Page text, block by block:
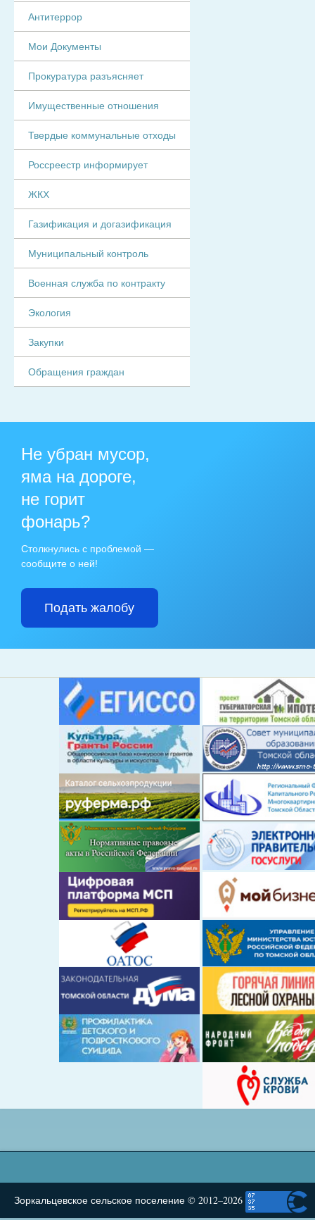
Антитеррор
Мои Документы
Прокуратура разъясняет
Имущественные отношения
Твердые коммунальные отходы
Россреестр информирует
ЖКХ
Газификация и догазификация
Муниципальный контроль
Военная служба по контракту
Экология
Закупки
Обращения граждан
Не убран мусор,
яма на дороге,
не горит
фонарь?
Столкнулись с проблемой —
сообщите о ней!
Подать жалобу
Зоркальцевское сельское поселение © 2012–2026